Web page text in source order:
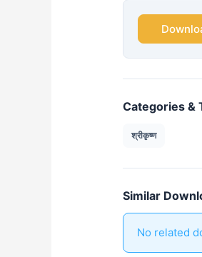
Categories &
श्रीकृष्ण
Similar
No related